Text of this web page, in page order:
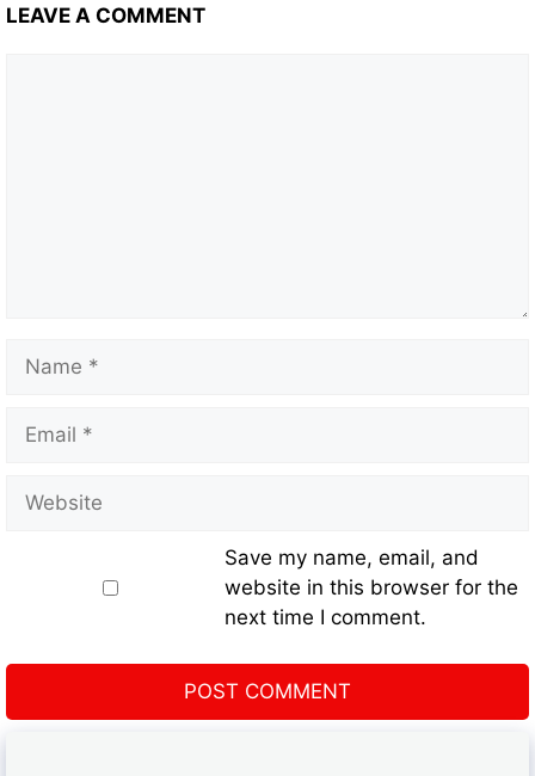
LEAVE A COMMENT
Save my name, email, and
website in this browser for the
next time I comment.